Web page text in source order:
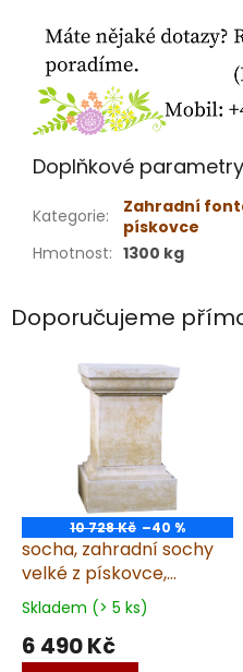
Doplňkové parametry
Kategorie:
Zahradní
pískovce
Hmotnost: 1300 kg
Doporučujeme
10 728 Kč –40 %
socha, zahradní sochy
velké z pískovce,
Podstavec hranatý 101
kg T
Skladem (> 5 ks)
6 490 Kč